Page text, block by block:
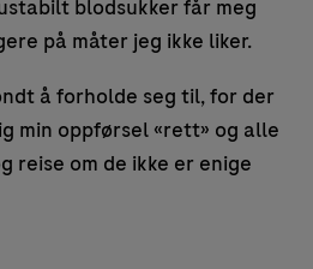
blodsukker får meg
på måter jeg ikke liker.
å forholde seg til, for der
min oppførsel «rett» og alle
reise om de ikke er enige